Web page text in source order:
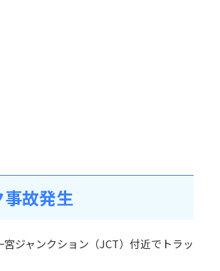
故発生
ジャンクション（JCT）付近でトラッ